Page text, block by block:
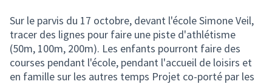
Sur le parvis du 17 octobre, devant l'école Simone Veil,
tracer des lignes pour faire une piste d'athlétisme
(50m, 100m, 200m). Les enfants pourront faire des
courses pendant l'école, pendant l'accueil de loisirs et
en famille sur les autres temps Projet co-porté par les